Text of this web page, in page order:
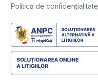
Politică de confidențialitate